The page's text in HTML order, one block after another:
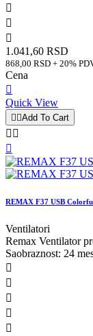



1.041,60 RSD
868,00 RSD + 20%
Cena

Quick View
 Add To Cart
 

REMAX F37 USB
Ventilatori
Remax Ventilator
Saobraznost: 24




